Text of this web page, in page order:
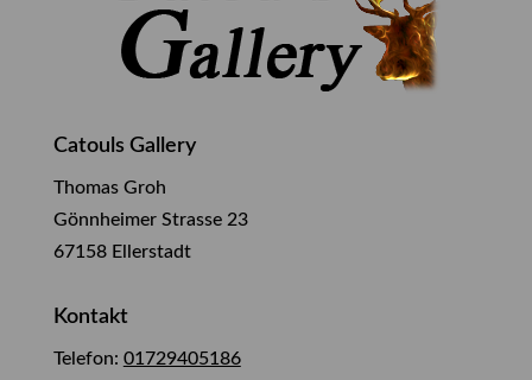
Catouls Gallery
Thomas Groh
Gönnheimer Strasse 23
67158 Ellerstadt
Kontakt
Telefon: 01729405186